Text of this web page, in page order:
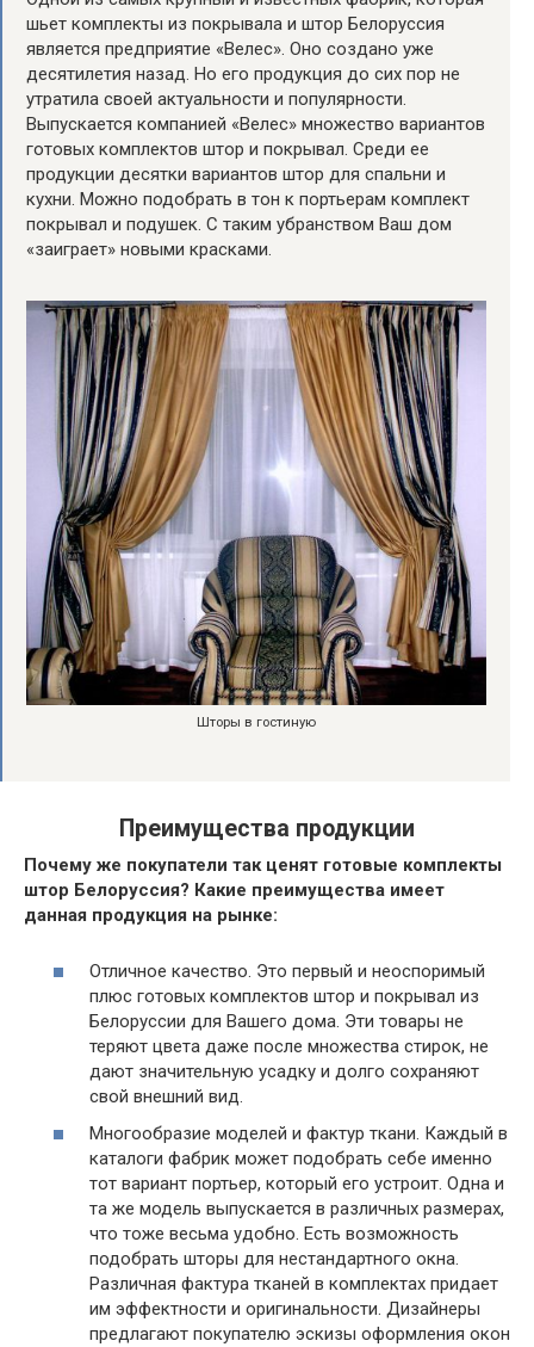
шьет комплекты из покрывала и штор Белоруссия
является предприятие «Велес». Оно создано уже
десятилетия назад. Но его продукция до сих пор не
утратила своей актуальности и популярности.
Выпускается компанией «Велес» множество вариантов
готовых комплектов штор и покрывал. Среди ее
продукции десятки вариантов штор для спальни и
кухни. Можно подобрать в тон к портьерам комплект
покрывал и подушек. С таким убранством Ваш дом
«заиграет» новыми красками.
Шторы в гостиную
Преимущества продукции
Почему же покупатели так ценят готовые комплекты
штор Белоруссия? Какие преимущества имеет
данная продукция на рынке:
Отличное качество. Это первый и неоспоримый
плюс готовых комплектов штор и покрывал из
Белоруссии для Вашего дома. Эти товары не
теряют цвета даже после множества стирок, не
дают значительную усадку и долго сохраняют
свой внешний вид.
Многообразие моделей и фактур ткани. Каждый в
каталоги фабрик может подобрать себе именно
тот вариант портьер, который его устроит. Одна и
та же модель выпускается в различных размерах,
что тоже весьма удобно. Есть возможность
подобрать шторы для нестандартного окна.
Различная фактура тканей в комплектах придает
им эффектности и оригинальности. Дизайнеры
предлагают покупателю эскизы оформления окон